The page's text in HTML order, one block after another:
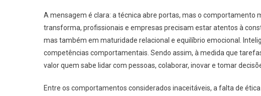
A mensagem é clara: a técnica abre portas, mas o comportamento
transforma, profissionais e empresas precisam estar atentos à
mas também em maturidade relacional e equilíbrio emocional.
competências comportamentais. Sendo assim, à medida que
valor quem sabe lidar com pessoas, colaborar, inovar e tomar
Entre os comportamentos considerados inaceitáveis, a falta de